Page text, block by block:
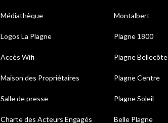
Médiathèque
Logos La Plagne
Accès Wifi
Maison des Propriétaires
Salle de presse
Charte des Acteurs Engagés
Montalbert
Plagne 1800
Plagne Bellecôte
Plagne Centre
Plagne Soleil
Belle Plagne